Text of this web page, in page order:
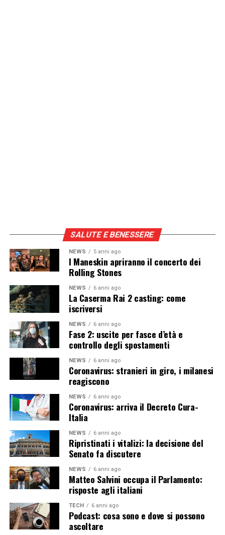
SALUTE E BENESSERE
NEWS 5 anni ago
I Maneskin apriranno il concerto dei
Rolling Stones
NEWS 6 anni ago
La Caserma Rai 2 casting: come
iscriversi
NEWS 6 anni ago
Fase 2: uscite per fasce d’età e
controllo degli spostamenti
NEWS 6 anni ago
Coronavirus: stranieri in giro, i milanesi
reagiscono
NEWS 6 anni ago
Coronavirus: arriva il Decreto Cura-
Italia
NEWS 6 anni ago
Ripristinati i vitalizi: la decisione del
Senato fa discutere
NEWS 6 anni ago
Matteo Salvini occupa il Parlamento:
risposte agli italiani
TECH 6 anni ago
Podcast: cosa sono e dove si possono
ascoltare